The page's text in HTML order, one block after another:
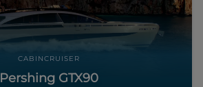
CABINCRUISER
Pershing GTX90